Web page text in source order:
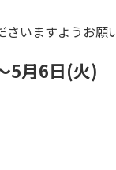
いますようお願
5月6日(火)